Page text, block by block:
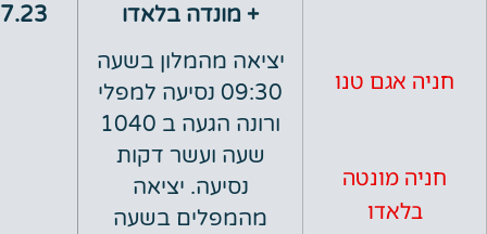
טנו
מונטה
+ מונדה בלאדו
יציאה מהמלון בשעה
09:30 נסיעה למפלי
ורונה הגעה ב 1040
שעה ועשר דקות
נסיעה. יציאה
מהמפלים בשעה
04.07.23